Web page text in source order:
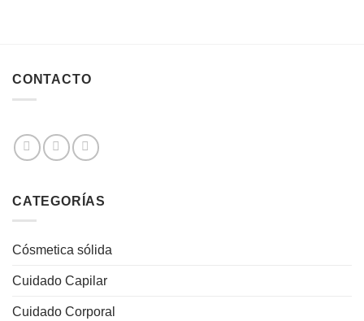
CONTACTO
CATEGORÍAS
Cósmetica sólida
Cuidado Capilar
Cuidado Corporal